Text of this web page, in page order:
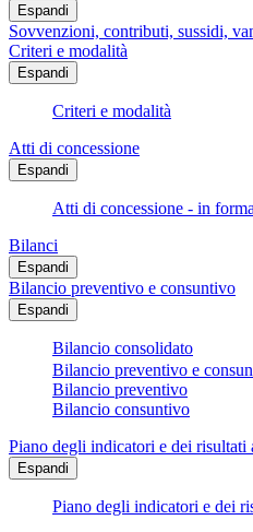
Espandi
Sovvenzioni, contributi, sussidi,
Criteri e modalità
Espandi
Criteri e modalità
Atti di concessione
Espandi
Atti di concessione - in
Bilanci
Espandi
Bilancio preventivo e consuntivo
Espandi
Bilancio consolidato
Bilancio preventivo e
Bilancio preventivo
Bilancio consuntivo
Piano degli indicatori e dei risultati
Espandi
Piano degli indicatori e dei